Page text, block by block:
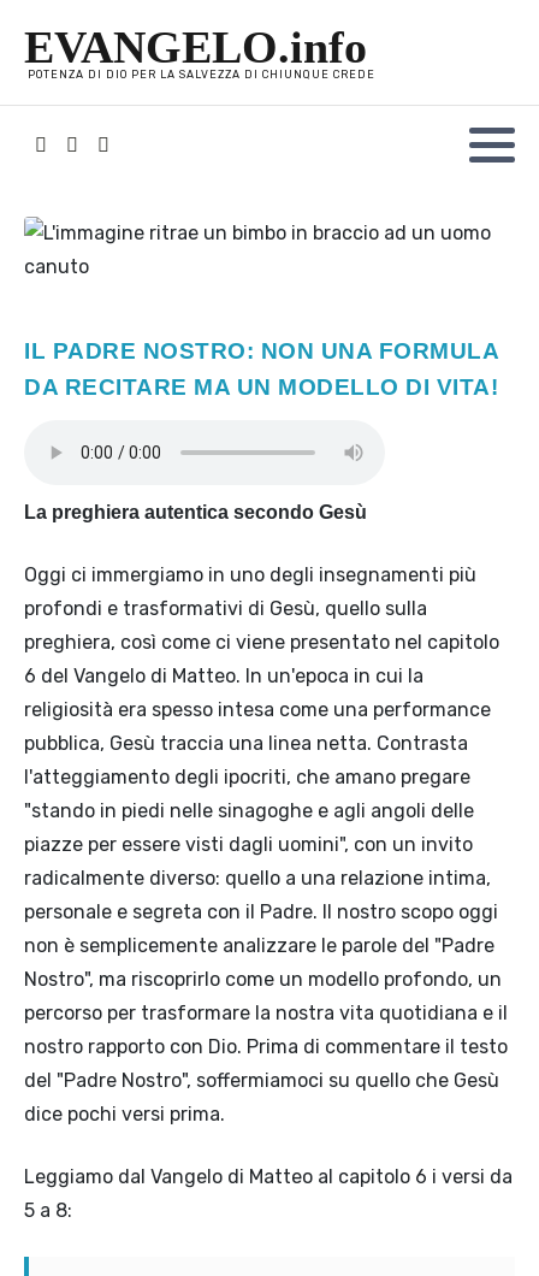
EVANGELO.info
POTENZA DI DIO PER LA SALVEZZA DI CHIUNQUE CREDE
IL PADRE NOSTRO: NON UNA FORMULA
DA RECITARE MA UN MODELLO DI VITA!
La preghiera autentica secondo Gesù
Oggi ci immergiamo in uno degli insegnamenti più
profondi e trasformativi di Gesù, quello sulla
preghiera, così come ci viene presentato nel capitolo
6 del Vangelo di Matteo. In un'epoca in cui la
religiosità era spesso intesa come una performance
pubblica, Gesù traccia una linea netta. Contrasta
l'atteggiamento degli ipocriti, che amano pregare
"stando in piedi nelle sinagoghe e agli angoli delle
piazze per essere visti dagli uomini", con un invito
radicalmente diverso: quello a una relazione intima,
personale e segreta con il Padre. Il nostro scopo oggi
non è semplicemente analizzare le parole del "Padre
Nostro", ma riscoprirlo come un modello profondo, un
percorso per trasformare la nostra vita quotidiana e il
nostro rapporto con Dio. Prima di commentare il testo
del "Padre Nostro", soffermiamoci su quello che Gesù
dice pochi versi prima.
Leggiamo dal Vangelo di Matteo al capitolo 6 i versi da
5 a 8: